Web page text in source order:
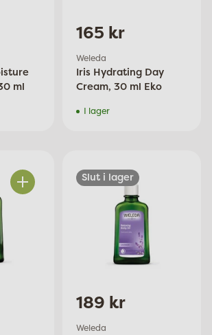
ml
165 kr
Weleda
Iris Hydrating Day
Cream, 30 ml Eko
I lager
Antal
Slut i lager
189 kr
Weleda